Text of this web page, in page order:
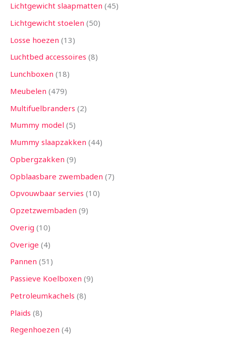
Lichtgewicht slaapmatten 45
Lichtgewicht stoelen 50
Losse hoezen 13
Luchtbed accessoires 8
Lunchboxen 18
Meubelen 479
Multifuelbranders 2
Mummy model 5
Mummy slaapzakken 44
Opbergzakken 9
Opblaasbare zwembaden 7
Opvouwbaar servies 10
Opzetzwembaden 9
Overig 10
Overige 4
Pannen 51
Passieve Koelboxen 9
Petroleumkachels 8
Plaids 8
Regenhoezen 4